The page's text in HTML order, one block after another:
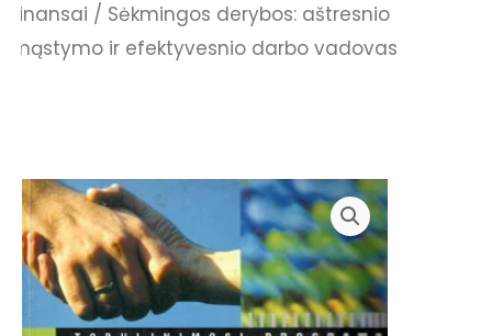
finansai / Sėkmingos derybos: aštresnio
mąstymo ir efektyvesnio darbo vadovas